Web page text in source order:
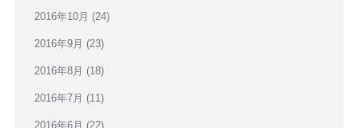
2016年10月 (24)
2016年9月 (23)
2016年8月 (18)
2016年7月 (11)
2016年6月 (22)